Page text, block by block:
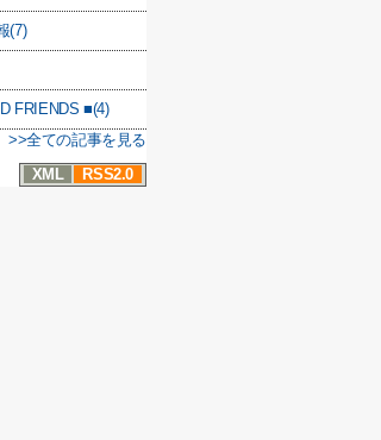
(7)
FRIENDS ■(4)
>>全ての記事を見る
XML
RSS2.0